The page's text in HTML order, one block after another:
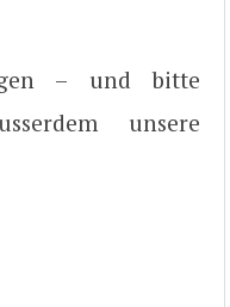
– und bitte
unsere